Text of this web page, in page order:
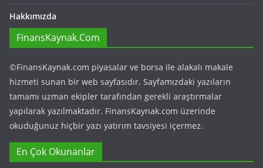
Hakkımızda
FinansKaynak.Com
©FinansKaynak.com piyasalar ve borsa ile alakalı makale
hizmeti sunan bir web sayfasıdır. Sayfamızdaki yazıların
tamamı uzman ekipler tarafından gerekli araştırmalar
yapılarak yazılmaktadır. FinansKaynak.com üzerinde
okuduğunuz hiçbir yazı yatırım tavsiyesi içermez.
En Çok Okunanlar